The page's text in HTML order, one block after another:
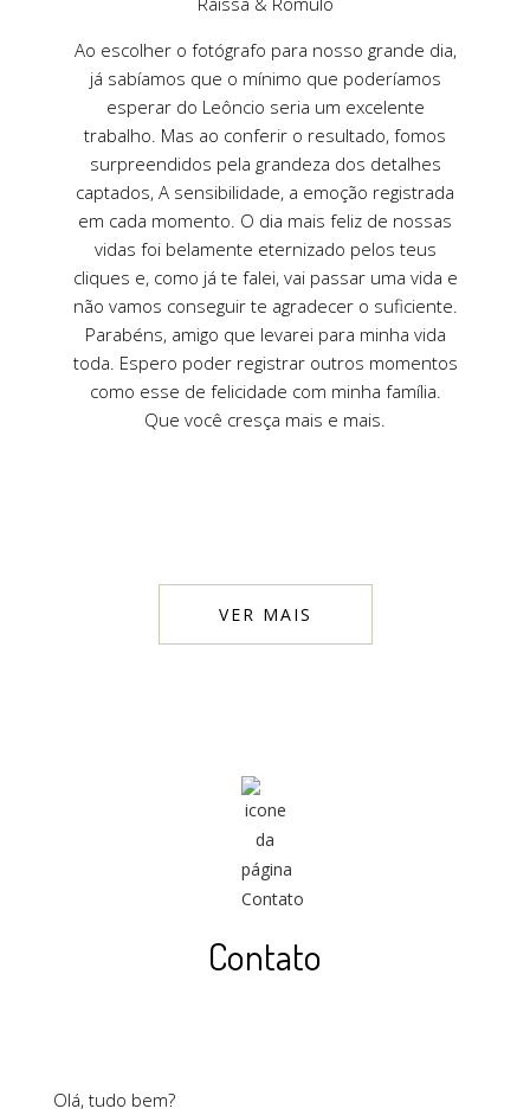
Ao escolher o fotógrafo para nosso grande dia,
já sabíamos que o mínimo que poderíamos
esperar do Leôncio seria um excelente
trabalho. Mas ao conferir o resultado, fomos
surpreendidos pela grandeza dos detalhes
captados, A sensibilidade, a emoção registrada
em cada momento. O dia mais feliz de nossas
vidas foi belamente eternizado pelos teus
cliques e, como já te falei, vai passar uma vida e
não vamos conseguir te agradecer o suficiente.
Parabéns, amigo que levarei para minha vida
toda. Espero poder registrar outros momentos
como esse de felicidade com minha família.
Que você cresça mais e mais.
VER MAIS
Contato
Olá, tudo bem?